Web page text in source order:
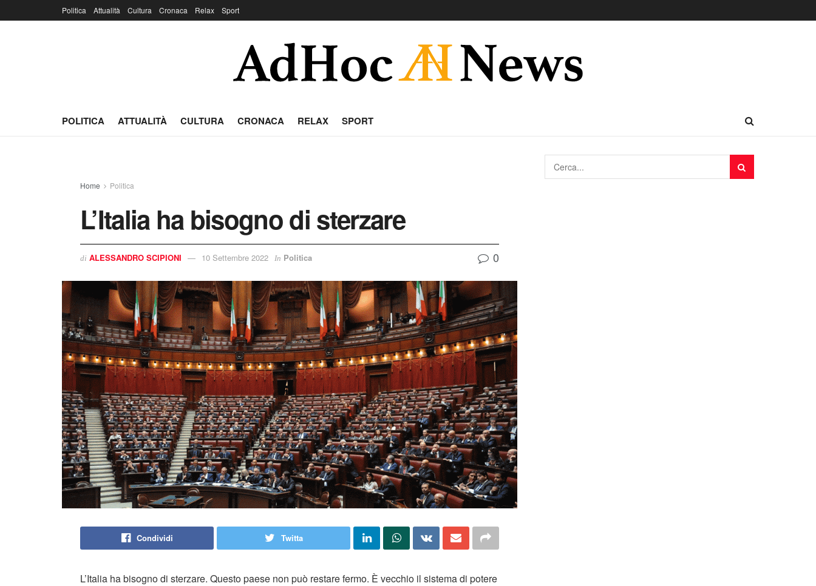
Politica Attualità Cultura Cronaca Relax Sport
POLITICA ATTUALITÀ CULTURA CRONACA RELAX SPORT
Home Politica
L’Italia ha bisogno di sterzare
di ALESSANDRO SCIPIONI 10 Settembre 2022 In Politica 0
Condividi Twitta
L’Italia ha bisogno di sterzare. Questo paese non può restare fermo. È vecchio il sistema di potere